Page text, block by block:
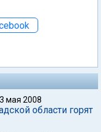
мая 2008
области горят